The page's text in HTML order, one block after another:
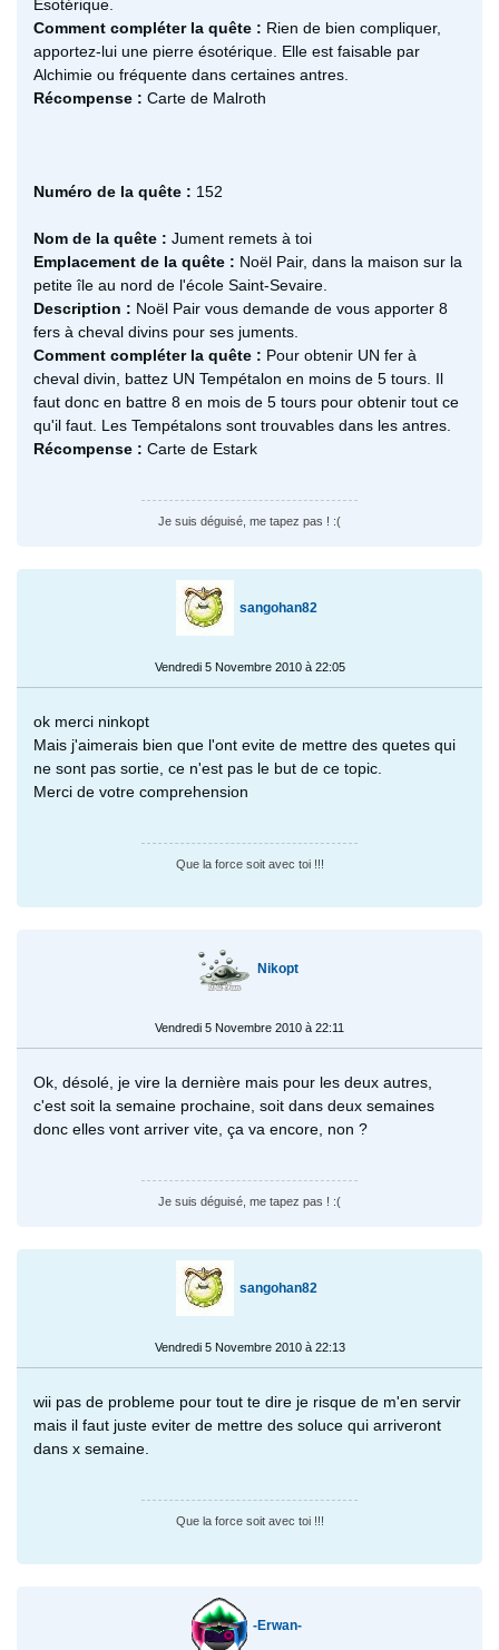
Esotérique.
Comment compléter la quête : Rien de bien compliquer,
apportez-lui une pierre ésotérique. Elle est faisable par
Alchimie ou fréquente dans certaines antres.
Récompense : Carte de Malroth
Numéro de la quête : 152
Nom de la quête : Jument remets à toi
Emplacement de la quête : Noël Pair, dans la maison sur la
petite île au nord de l'école Saint-Sevaire.
Description : Noël Pair vous demande de vous apporter 8
fers à cheval divins pour ses juments.
Comment compléter la quête : Pour obtenir UN fer à
cheval divin, battez UN Tempétalon en moins de 5 tours. Il
faut donc en battre 8 en mois de 5 tours pour obtenir tout ce
qu'il faut. Les Tempétalons sont trouvables dans les antres.
Récompense : Carte de Estark
Je suis déguisé, me tapez pas ! :(
sangohan82
Vendredi 5 Novembre 2010 à 22:05
ok merci ninkopt
Mais j'aimerais bien que l'ont evite de mettre des quetes qui
ne sont pas sortie, ce n'est pas le but de ce topic.
Merci de votre comprehension
Que la force soit avec toi !!!
Nikopt
Vendredi 5 Novembre 2010 à 22:11
Ok, désolé, je vire la dernière mais pour les deux autres,
c'est soit la semaine prochaine, soit dans deux semaines
donc elles vont arriver vite, ça va encore, non ?
Je suis déguisé, me tapez pas ! :(
sangohan82
Vendredi 5 Novembre 2010 à 22:13
wii pas de probleme pour tout te dire je risque de m'en servir
mais il faut juste eviter de mettre des soluce qui arriveront
dans x semaine.
Que la force soit avec toi !!!
-Erwan-